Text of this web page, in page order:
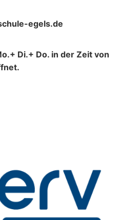
egels.de
Di.+ Do. in der Zeit von